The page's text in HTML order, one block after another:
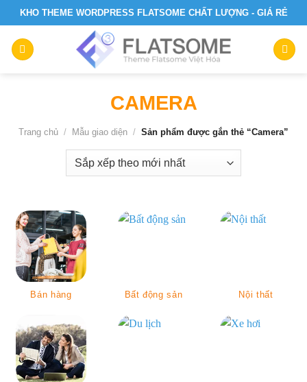
Skip
to
content
KHO THEME WORDPRESS FLATSOME CHẤT LƯỢNG - GIÁ RẺ
CAMERA
Trang chủ / Mẫu giao diện / Sản phẩm được gắn thẻ “Camera”
Bán hàng Bất động sản Nội thất